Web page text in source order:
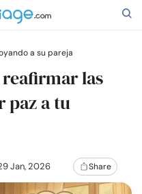
a su pareja
reafirmar las
paz a tu
Jan, 2026 Share